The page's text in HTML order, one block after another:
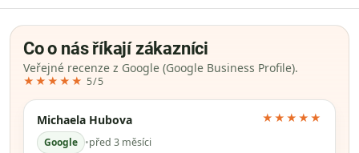
Co o nás říkají zákazníci
Veřejné recenze z Google (Google Business Profile).
★★★★★ 5/5
Michaela Hubova
Google •před 3 měsíci
★★★★★